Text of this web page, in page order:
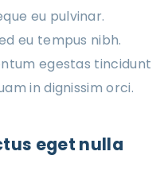
eu pulvinar.
eu tempus nibh.
egestas tincidunt
in dignissim orci.
eget nulla